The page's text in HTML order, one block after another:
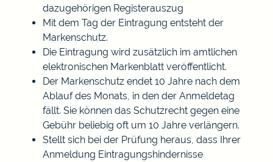
dazugehörigen Registerauszug
Mit dem Tag der Eintragung entsteht der
Markenschutz.
Die Eintragung wird zusätzlich im amtlichen
elektronischen Markenblatt veröffentlicht.
Der Markenschutz endet 10 Jahre nach dem
Ablauf des Monats, in den der Anmeldetag
fällt. Sie können das Schutzrecht gegen eine
Gebühr beliebig oft um 10 Jahre verlängern.
Stellt sich bei der Prüfung heraus, dass Ihrer
Anmeldung Eintragungshindernisse